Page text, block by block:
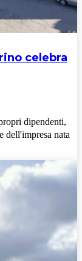
celebra
dipendenti,
dell'impresa nata